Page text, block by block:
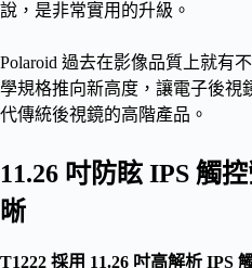
說，是非常實用的升級。
Polaroid 過去在影像品質上就有
學規格推向新高度，讓電子後視
代傳統後視鏡的高階產品。
11.26 吋防眩 IPS 觸
晰
T1222 採用 11.26 吋高解析 IPS